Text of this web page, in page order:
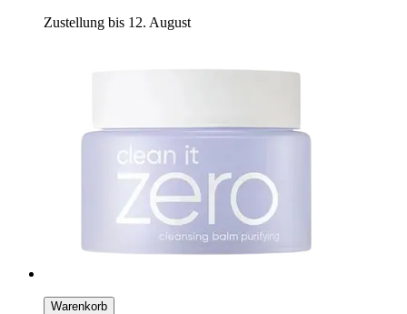
Zustellung bis 12. August
Warenkorb